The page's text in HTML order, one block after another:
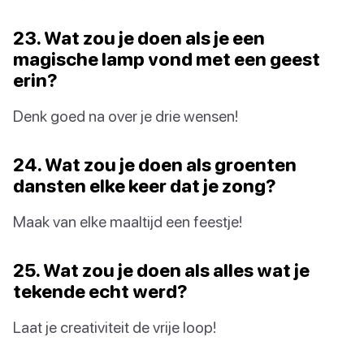
23. Wat zou je doen als je een
magische lamp vond met een geest
erin?
Denk goed na over je drie wensen!
24. Wat zou je doen als groenten
dansten elke keer dat je zong?
Maak van elke maaltijd een feestje!
25. Wat zou je doen als alles wat je
tekende echt werd?
Laat je creativiteit de vrije loop!